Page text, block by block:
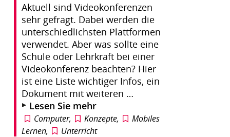
Aktuell sind Videokonferenzen
sehr gefragt. Dabei werden die
unterschiedlichsten Plattformen
verwendet. Aber was sollte eine
Schule oder Lehrkraft bei einer
Videokonferenz beachten? Hier
ist eine Liste wichtiger Infos, ein
Dokument mit weiteren …
Lesen Sie mehr
Computer, Konzepte,
Mobiles
Lernen, Unterricht